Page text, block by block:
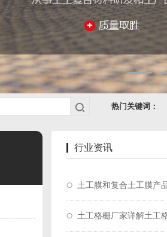
热门关键词：
行业资讯
土工膜和复合土工膜产
土工格栅厂家详解土工